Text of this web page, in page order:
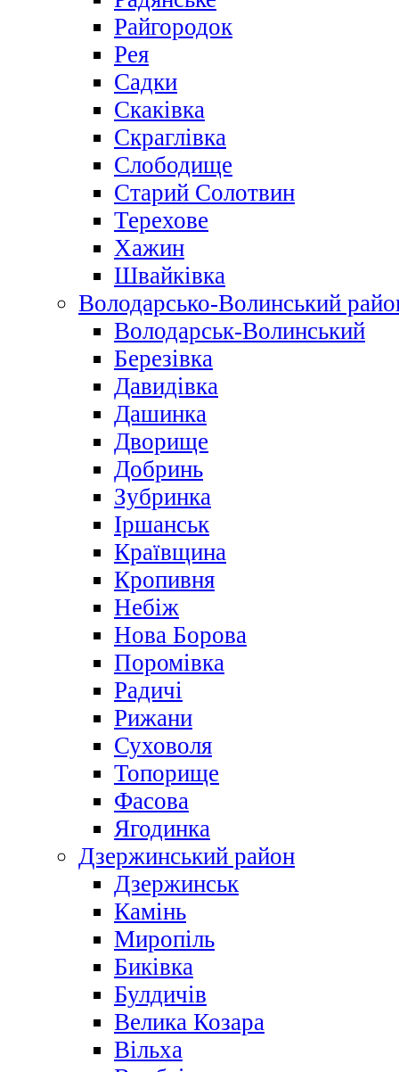
Райгородок
Рея
Садки
Скаківка
Скраглівка
Слободище
Старий Солотвин
Терехове
Хажин
Швайківка
Володарсько-Волинський
Володарськ-Волинський
Березівка
Давидівка
Дашинка
Дворище
Добринь
Зубринка
Іршанськ
Краївщина
Кропивня
Небіж
Нова Борова
Поромівка
Радичі
Рижани
Суховоля
Топорище
Фасова
Ягодинка
Дзержинський район
Дзержинськ
Камінь
Миропіль
Биківка
Булдичів
Велика Козара
Вільха